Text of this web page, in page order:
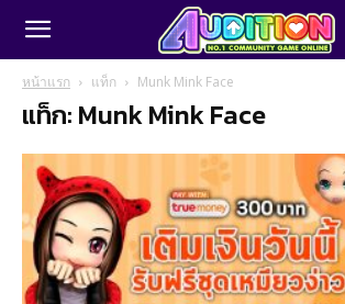
หน้าแรก แท็ก Munk Mink Face
แท็ก: Munk Mink Face